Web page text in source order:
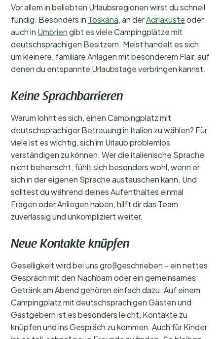
Vor allem in beliebten Urlaubsregionen wirst du schnell
fündig. Besonders in Toskana, an derAdriaküsteoder
auch in Umbriengibt es viele Campingplätze mit
deutschsprachigen Besitzern. Meist handelt es sich
um kleinere, familiäre Anlagen mit besonderem Flair, auf
denen du entspannte Urlaubstage verbringen kannst.
Keine Sprachbarrieren
Warum lohnt es sich, einen Campingplatz mit
deutschsprachiger Betreuung in Italien zu wählen? Für
viele ist es wichtig, sich im Urlaub problemlos
verständigen zu können. Wer die italienische Sprache
nicht beherrscht, fühlt sich besonders wohl, wenn er
sich in der eigenen Sprache austauschen kann. Und
solltest du während deines Aufenthaltes einmal
Fragen oder Anliegen haben, hilft dir das Team
zuverlässig und unkompliziert weiter.
Neue Kontakte knüpfen
Geselligkeit wird bei uns großgeschrieben – ein nettes
Gespräch mit den Nachbarn oder ein gemeinsames
Getränk am Abend gehören einfach dazu. Auf einem
Campingplatz mit deutschsprachigen Gästen und
Gastgebern ist es besonders leicht, Kontakte zu
knüpfen und ins Gespräch zu kommen. Auch für Kinder